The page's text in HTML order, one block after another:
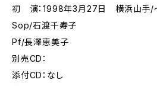
初 演：1998年3月27日 横浜山手/
Sop/石渡千寿子
Pf/長澤恵美子
別売CD：
添付CD：なし